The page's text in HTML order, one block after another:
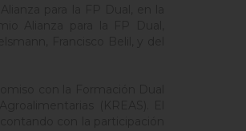
para la FP Dual, en la
Alianza para la FP Dual,
Francisco Belil, y del